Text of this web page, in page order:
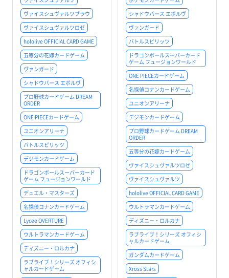
ヴァイスシュヴァルツブラウ
ヴァイスシュヴァルツロゼ
hololive OFFICIAL CARD GAME
五等分の花嫁カードゲーム
ヴァンガード
シャドウバース エボルヴ
プロ野球カードゲーム DREAM
ORDER
ONE PIECEカードゲーム
ユニオンアリーナ
バトルスピリッツ
デジモンカードゲーム
ドラゴンボールスーパーカード
ゲーム フュージョンワールド
デュエル・マスターズ
名探偵コナンカードゲーム
Lycee OVERTURE
ウルトラマンカードゲーム
ディズニー・ロルカナ
ラブライブ！シリーズ オフィシ
ャルカードゲーム
シャドウバース エボルヴ
ヴァンガード
バトルスピリッツ
ドラゴンボールスーパーカード
ゲーム フュージョンワールド
ONE PIECEカードゲーム
名探偵コナンカードゲーム
ユニオンアリーナ
デジモンカードゲーム
プロ野球カードゲーム DREAM
ORDER
五等分の花嫁カードゲーム
ヴァイスシュヴァルツロゼ
ヴァイスシュヴァルツ
hololive OFFICIAL CARD GAME
ウルトラマンカードゲーム
ディズニー・ロルカナ
ラブライブ！シリーズ オフィシ
ャルカードゲーム
ガンダムカードゲーム
Xross Stars